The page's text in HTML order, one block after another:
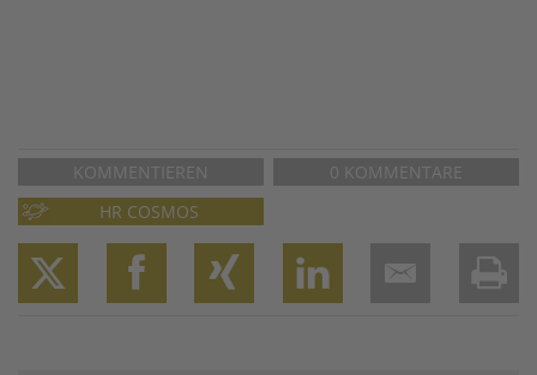
KOMMENTIEREN
0 KOMMENTARE
HR COSMOS
TwitterFacebook
XINGLinkedIn
Email